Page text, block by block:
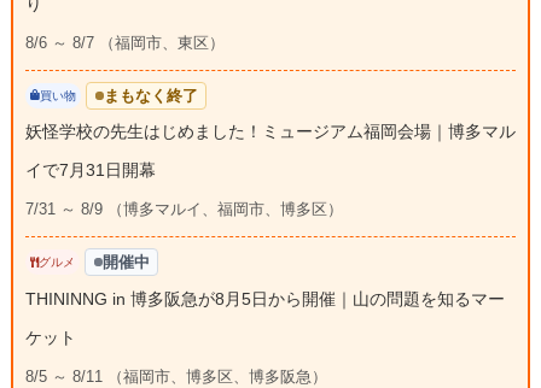
8/6 ～ 8/7 （福岡市、東区）
買い物 まもなく終了
妖怪学校の先生はじめました！ミュージアム福岡会場｜博多マル
イで7月31日開幕
7/31 ～ 8/9 （博多マルイ、福岡市、博多区）
グルメ 開催中
THININNG in 博多阪急が8月5日から開催｜山の問題を知るマー
ケット
8/5 ～ 8/11 （福岡市、博多区、博多阪急）